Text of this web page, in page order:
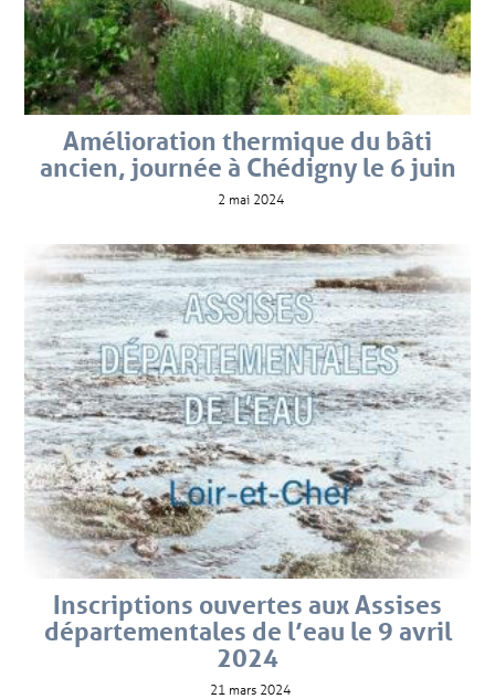
Amélioration thermique du bâti
ancien, journée à Chédigny le 6 juin
2 mai 2024
Inscriptions ouvertes aux Assises
départementales de l’eau le 9 avril
2024
21 mars 2024